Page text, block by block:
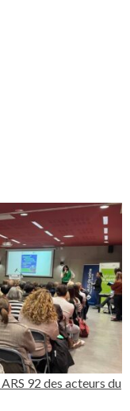
92 des acteurs du